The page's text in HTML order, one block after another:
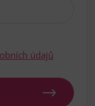
údajů